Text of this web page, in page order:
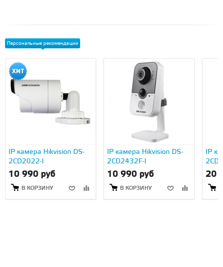
Персональные рекомендации
IP камера Hikvision DS-
2CD2022-I
10 990 руб
В КОРЗИНУ
IP камера Hikvision DS-
2CD2432F-I
10 990 руб
В КОРЗИНУ
IP
20